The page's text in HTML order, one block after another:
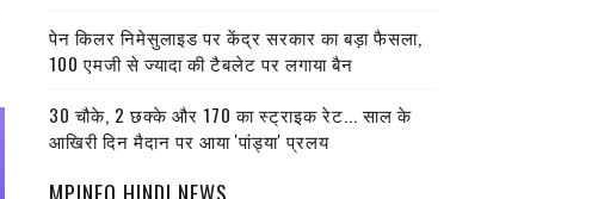
पेन किलर निमेसुलाइड पर केंद्र सरकार का बड़ा फैसला,
100 एमजी से ज्यादा की टैबलेट पर लगाया बैन
30 चौके, 2 छक्के और 170 का स्ट्राइक रेट... साल के
आखिरी दिन मैदान पर आया 'पांड्या' प्रलय